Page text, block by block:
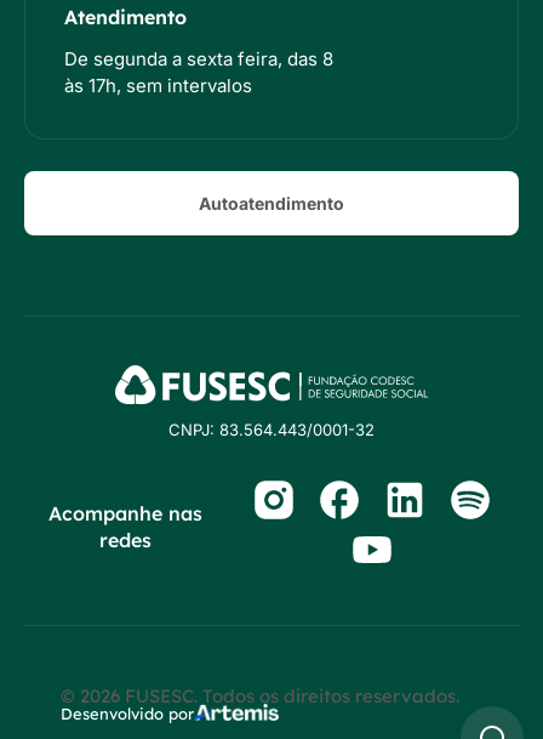
Atendimento
De segunda a sexta feira, das 8
às 17h, sem intervalos
Autoatendimento
CNPJ: 83.564.443/0001-32
Acompanhe nas
redes
© 2026 FUSESC. Todos os direitos reservados.
Desenvolvido por